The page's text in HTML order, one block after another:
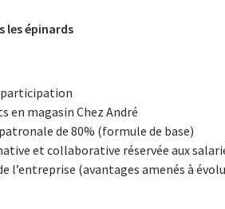
les épinards
participation
en magasin Chez André
de 80% (formule de base)
et collaborative réservée aux
l’entreprise (avantages amenés à